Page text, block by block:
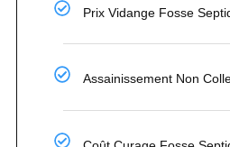
Prix Vidange Fosse
Assainissement Non